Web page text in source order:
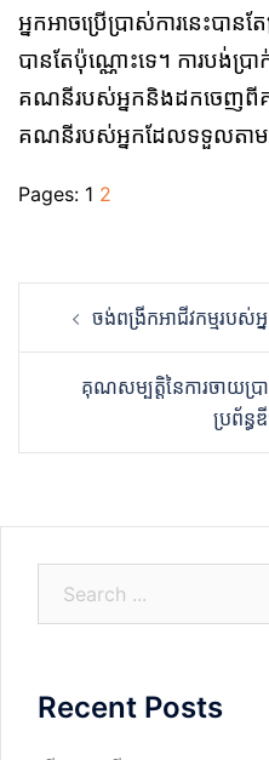
អ្នកអាចប្រើប្រាស់ការនេះបា
បានតែប៉ុណ្ណោះទេ។ ការបង់ប្
គណនីរបស់អ្នកនិងដកចេញពីគ
គណនីរបស់អ្នកដែលទទួលតា
Pages: 1 2
navigation
ចង់ពង្រីកអាជីវកម្មរបស់អ្
គុណសម្បត្តិនៃការចាយប្រ
ប្រព័ន្
c
Recent Posts